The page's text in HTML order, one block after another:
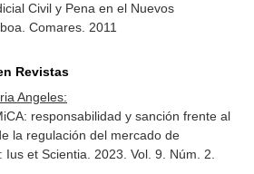
Civil y Pena en el Nuevos
. Comares. 2011
Revistas
Angeles:
responsabilidad y sanción frente al
la regulación del mercado de
Ius et Scientia . 2023. Vol. 9. Núm. 2.